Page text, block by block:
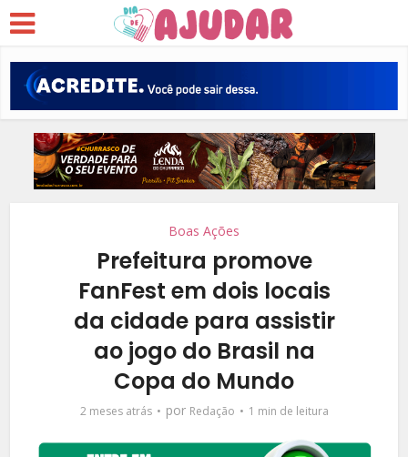
Boas Ações
Prefeitura promove
FanFest em dois locais
da cidade para assistir
ao jogo do Brasil na
Copa do Mundo
2 meses atrás por Redação 1 min de leitura